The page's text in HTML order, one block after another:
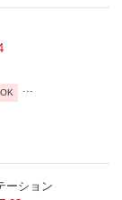
ーション